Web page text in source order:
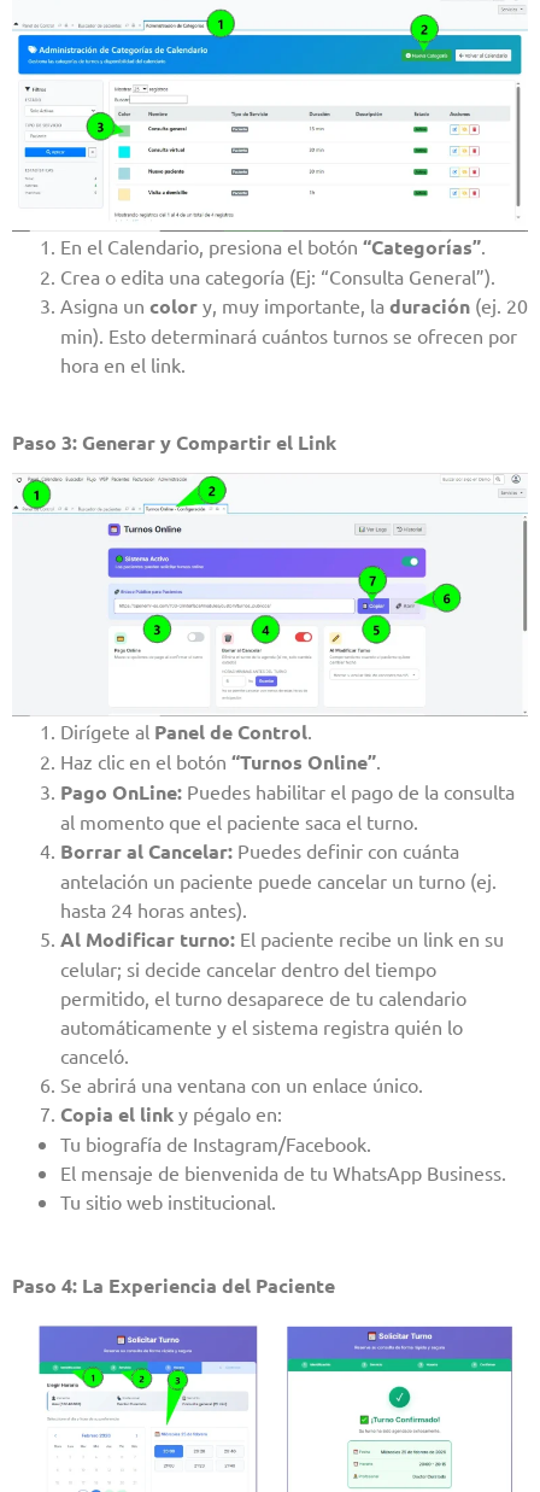
En el Calendario, presiona el botón “Categorías”.
Crea o edita una categoría (Ej: “Consulta General”).
Asigna un color y, muy importante, la duración (ej. 20
min). Esto determinará cuántos turnos se ofrecen por
hora en el link.
Paso 3: Generar y Compartir el Link
Dirígete al Panel de Control.
Haz clic en el botón “Turnos Online”.
Pago OnLine: Puedes habilitar el pago de la consulta
al momento que el paciente saca el turno.
Borrar al Cancelar: Puedes definir con cuánta
antelación un paciente puede cancelar un turno (ej.
hasta 24 horas antes).
Al Modificar turno: El paciente recibe un link en su
celular; si decide cancelar dentro del tiempo
permitido, el turno desaparece de tu calendario
automáticamente y el sistema registra quién lo
canceló.
Se abrirá una ventana con un enlace único.
Copia el link y pégalo en:
Tu biografía de Instagram/Facebook.
El mensaje de bienvenida de tu WhatsApp Business.
Tu sitio web institucional.
Paso 4: La Experiencia del Paciente